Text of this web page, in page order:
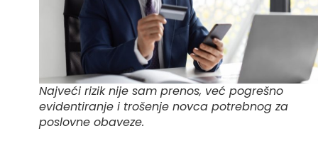
Najveći rizik nije sam prenos, već pogrešno
evidentiranje i trošenje novca potrebnog za
poslovne obaveze.